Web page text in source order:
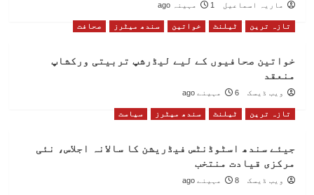
ماریہ اسماعیل 1 مہینہ ago
تازہ ترین ٹیلنٹ خواتین سندھ میٹرز صحافت
خواتین صحافیوں کے لیے لیڈرشپ تربیتی ورکشاپ
منعقد
ویب ڈیسک 6 مہینے ago
تازہ ترین ٹیلنٹ سندھ میٹرز سیاست
جیئے سندھ اسٹوڈنٹس فیڈریشن کا سالانہ اجلاس، نئی
مرکزی قیادت منتخب
ویب ڈیسک 8 مہینے ago